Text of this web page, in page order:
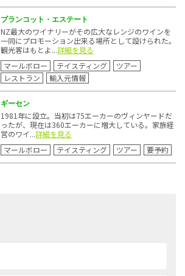
ブランコット・エステート
NZ最大のワイナリーがその広大なレンジのワインを
一同にプロモーション出来る場所として設けられた。
観光客はもとよ...詳細を見る
マールボロー
テイスティング
ツアー
レストラン
輸入元情報
ギーセン
1981年に設立。当初は75エーカーのヴィンヤードだ
ったが、現在は360エーカーに増大している。家族経
営のワイ...詳細を見る
マールボロー
テイスティング ツアー 要予約